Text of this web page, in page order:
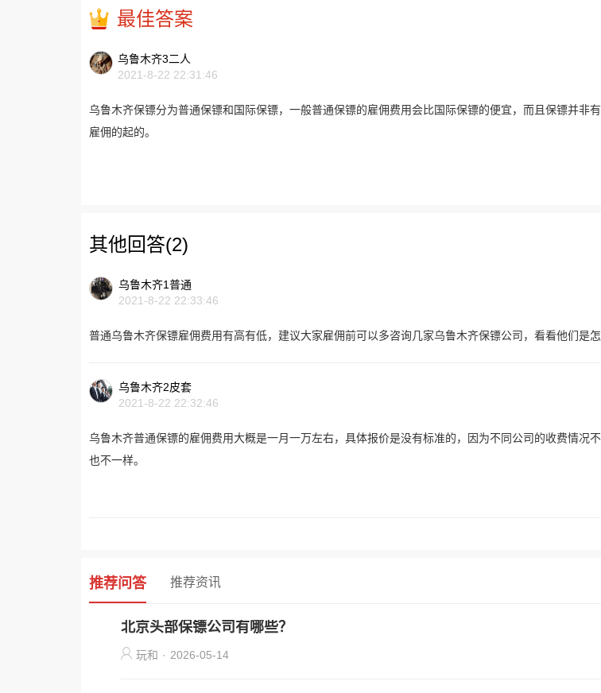
最佳答案
乌鲁木齐3二人
2021-8-22 22:31:46
乌鲁木齐保镖分为普通保镖和国际保镖，一般普通保镖的雇佣费用会比国际保镖的便宜，而且保镖并非
雇佣的起的。
其他回答(2)
乌鲁木齐1普通
2021-8-22 22:33:46
普通乌鲁木齐保镖雇佣费用有高有低，建议大家雇佣前可以多咨询几家乌鲁木齐保镖公司，看看他们是怎
乌鲁木齐2皮套
2021-8-22 22:32:46
乌鲁木齐普通保镖的雇佣费用大概是一月一万左右，具体报价是没有标准的，因为不同公司的收费情况
也不一样。
推荐问答 推荐资讯
北京头部保镖公司有哪些？
玩和 · 2026-05-14